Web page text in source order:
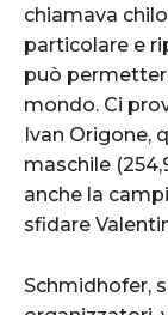
chiamava
particolare e
può
mondo. Ci
Ivan Origone,
maschile
anche la
sfidare
Schmidhofer,